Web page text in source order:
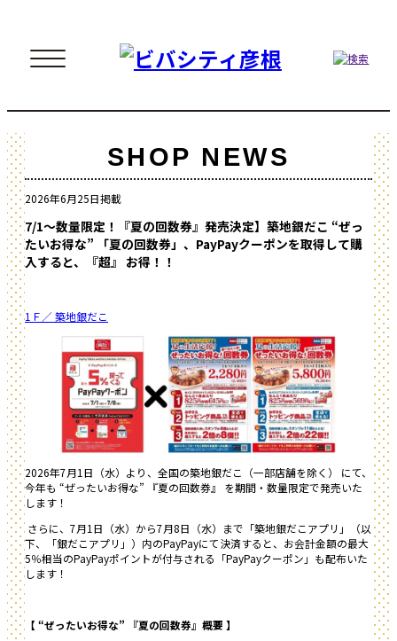
SHOP NEWS
2026年6月25日掲載
7/1～数量限定！『夏の回数券』発売決定】築地銀だこ “ぜっ
たいお得な” 「夏の回数券」、PayPayクーポンを取得して購
入すると、『超』 お得！！
1Ｆ／ 築地銀だこ
2026年7月1日（水）より、全国の築地銀だこ（一部店舗を除く） にて、
今年も “ぜったいお得な” 『夏の回数券』 を期間・数量限定で発売いた
します！
さらに、7月1日（水）から7月8日（水）まで「築地銀だこアプリ」（以
下、「銀だこアプリ」）内のPayPayにて決済すると、お会計金額の最大
5％相当のPayPayポイントが付与される「PayPayクーポン」も配布いた
します！
【 “ぜったいお得な” 『夏の回数券』概要 】